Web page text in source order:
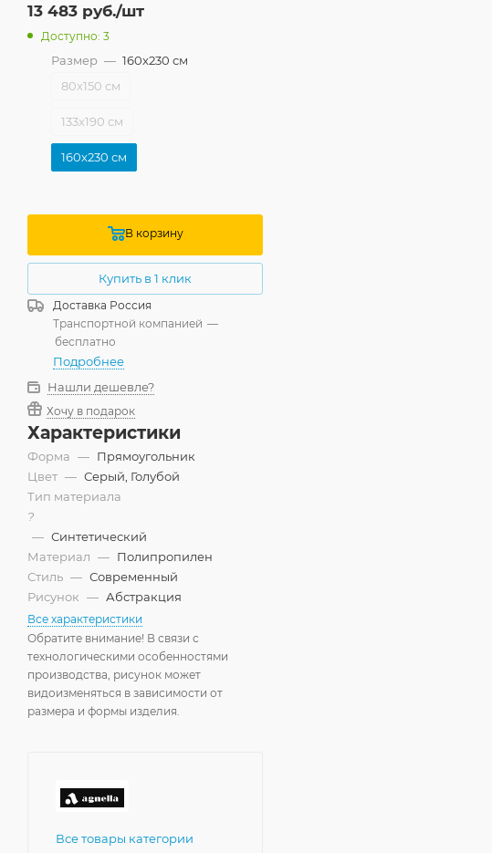
13 483 руб./шт
Доступно: 3
Размер — 160x230 см
80x150 см
133x190 см
160x230 см
В корзину
Купить в 1 клик
Доставка Россия
Транспортной компанией —
бесплатно
Подробнее
Нашли дешевле?
Хочу в подарок
Характеристики
Форма — Прямоугольник
Цвет — Серый, Голубой
Тип материала
?
— Синтетический
Материал — Полипропилен
Стиль — Современный
Рисунок — Абстракция
Все характеристики
Обратите внимание! В связи с
технологическими особенностями
производства, рисунок может
видоизменяться в зависимости от
размера и формы изделия.
Все товары категории